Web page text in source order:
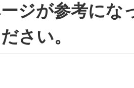
ジが参考にな
さい。